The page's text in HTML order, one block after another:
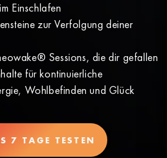
Einschlafen
zur Verfolgung deiner
Sessions, die dir gefallen
für kontinuierliche
Wohlbefinden und Glück
7 TAGE TESTEN